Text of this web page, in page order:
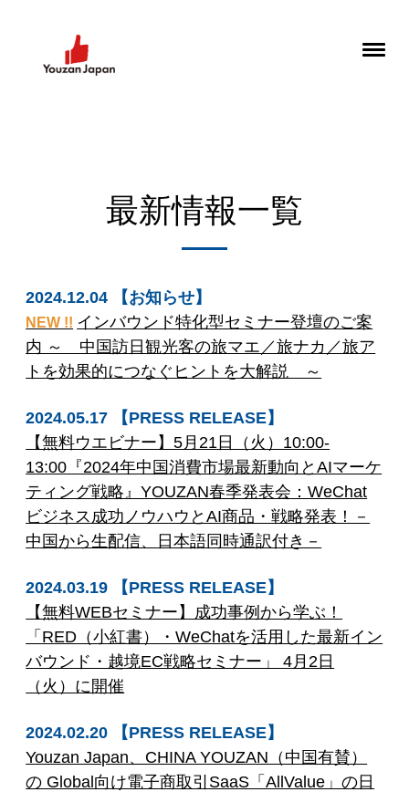
最新情報一覧
2024.12.04 【お知らせ】
NEW !! インバウンド特化型セミナー登壇のご案
内 ～ 中国訪日観光客の旅マエ／旅ナカ／旅ア
トを効果的につなぐヒントを大解説 ～
2024.05.17 【PRESS RELEASE】
【無料ウエビナー】5月21日（火）10:00-
13:00『2024年中国消費市場最新動向とAIマーケ
ティング戦略』YOUZAN春季発表会：WeChat
ビジネス成功ノウハウとAI商品・戦略発表！－
中国から生配信、日本語同時通訳付き－
2024.03.19 【PRESS RELEASE】
【無料WEBセミナー】成功事例から学ぶ！
「RED（小紅書）・WeChatを活用した最新イン
バウンド・越境EC戦略セミナー」 4月2日
（火）に開催
2024.02.20 【PRESS RELEASE】
Youzan Japan、CHINA YOUZAN（中国有賛）
の Global向け電子商取引SaaS「AllValue」の日